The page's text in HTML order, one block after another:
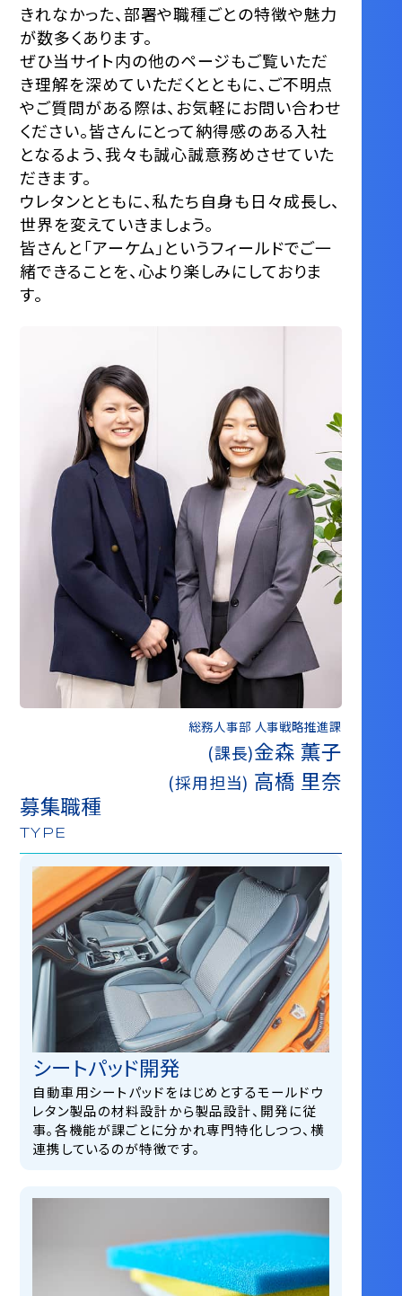
きれなかった、部署や職種ごとの特徴や魅力
が数多くあります。
ぜひ当サイト内の他のページもご覧いただ
き理解を深めていただくとともに、ご不明点
やご質問がある際は、お気軽にお問い合わせ
ください。皆さんにとって納得感のある入社
となるよう、我々も誠心誠意務めさせていた
だきます。
ウレタンとともに、私たち自身も日々成長し、
世界を変えていきましょう。
皆さんと「アーケム」というフィールドでご一
緒できることを、心より楽しみにしておりま
す。
総務人事部 人事戦略推進課
(課長)金森 薫子
(採用担当) 高橋 里奈
募集職種
TYPE
シートパッド開発
自動車用シートパッドをはじめとするモールドウ
レタン製品の材料設計から製品設計、開発に従
事。各機能が課ごとに分かれ専門特化しつつ、横
連携しているのが特徴です。